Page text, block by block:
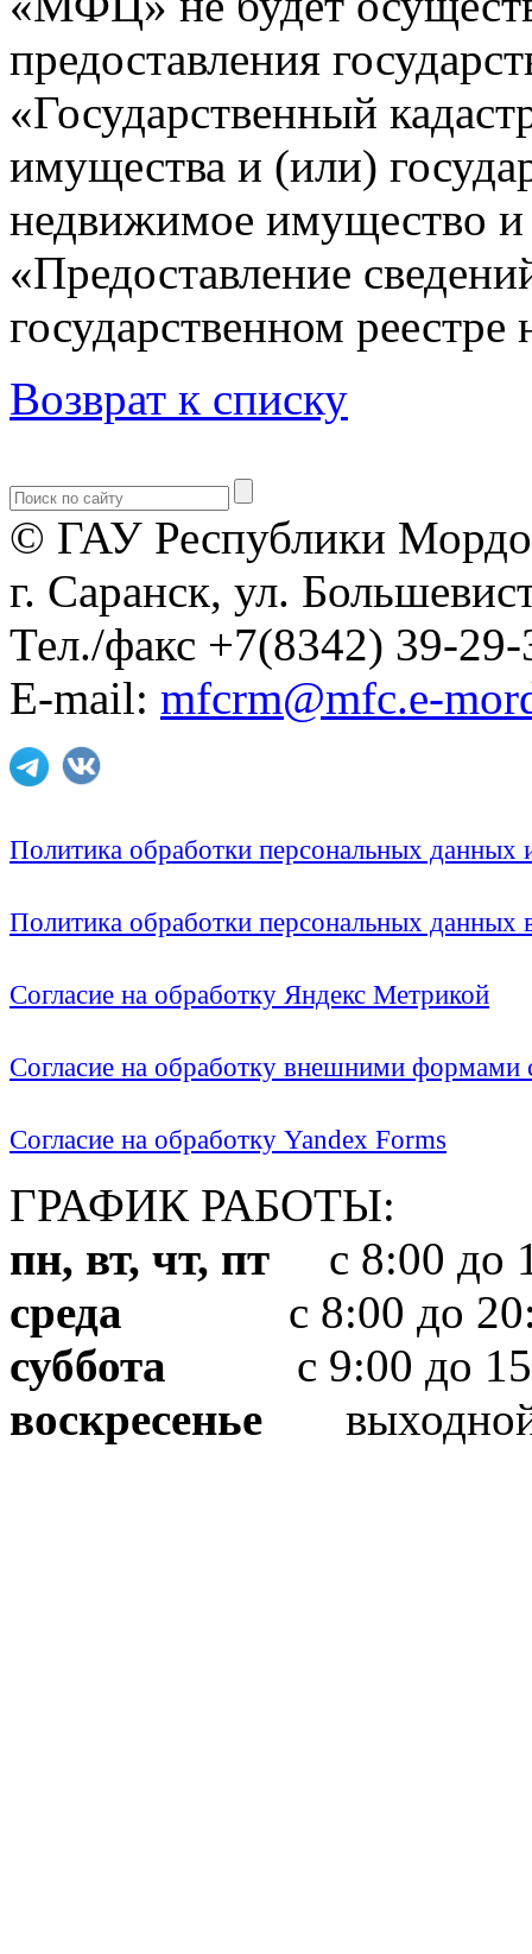
предоставления
«Государственный
имущества и (или)
недвижимое имущество
«Предоставление
государственном
Возврат к списку
© ГАУ Республики
г. Саранск, ул.
Тел./факс +7(8342) 39-29-
E-mail: mfcrm@mfc.e-
Политика обработки персональных
Политика обработки персональных
Согласие на обработку Яндекс Метрикой
Согласие на обработку внешними формами
Согласие на обработку Yandex Forms
ГРАФИК РАБОТЫ:
пн, вт, чт, пт с 8:00 до
среда с 8:00 до
суббота с 9:00 до
воскресенье